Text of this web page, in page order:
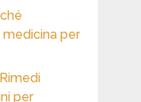
per
per